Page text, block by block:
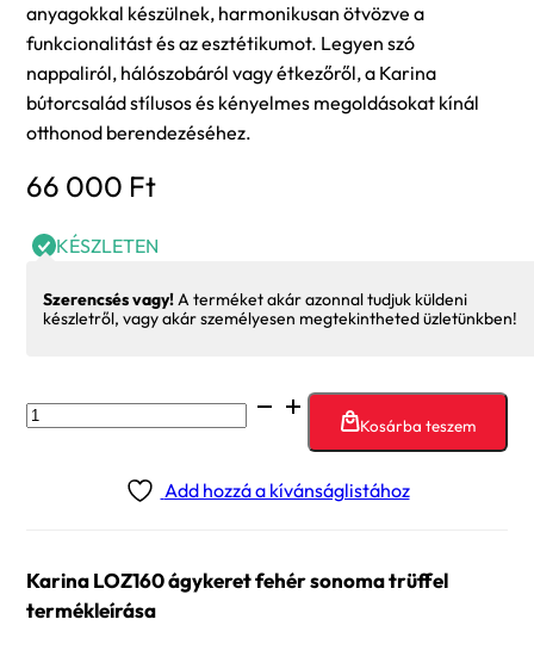
anyagokkal készülnek, harmonikusan ötvözve a
funkcionalitást és az esztétikumot. Legyen szó
nappaliról, hálószobáról vagy étkezőről, a Karina
bútorcsalád stílusos és kényelmes megoldásokat kínál
otthonod berendezéséhez.
66 000 Ft
KÉSZLETEN
Szerencsés vagy!A terméket akár azonnal tudjuk küldeni
készletről, vagy akár személyesen megtekintheted üzletünkben!
Karina
LOZ160
mennyiség
Kosárba teszem
Add hozzá a kívánságlistához
Karina LOZ160 ágykeret fehér sonoma trüffel
termékleírása